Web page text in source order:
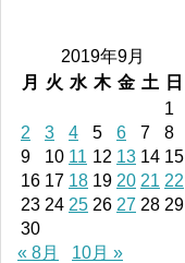
2019年9月
月
火 水 木 金 土
日
1
2
3 4 5 6 7
8
9
10 11 12 13 14 15
16 17 18 19 20 21 22
23 24 25 26 27 28 29
30
« 8月
10月 »